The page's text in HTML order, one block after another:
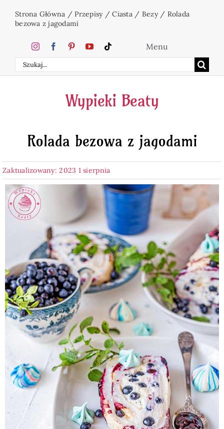
Strona Główna /Przepisy/Ciasta/ Bezy/ Rolada
bezowa z jagodami
Szukaj
Menu
Home
Ciasta
Desery
Napoje
Pieczywo
Przetwory
Posiłki
Zdrowo i fit
Kuchnie świata
SKLEP
Wypieki Beaty
Rolada bezowa z jagodami
Zaktualizowany: 2023 1 sierpnia